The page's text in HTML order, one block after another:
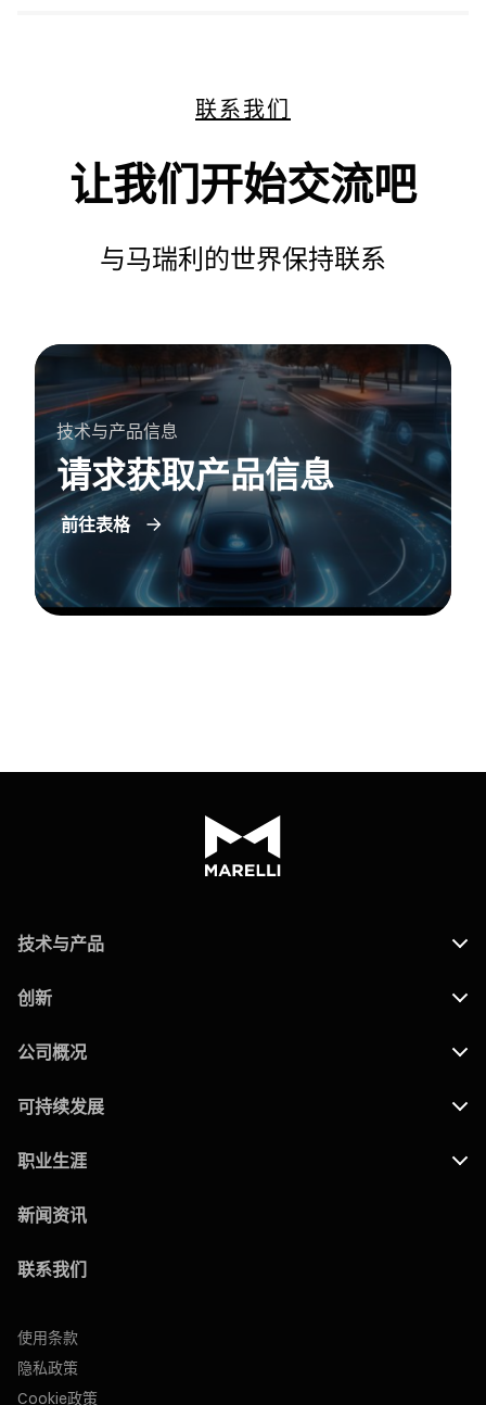
联系我们
让我们开始交流吧
与马瑞利的世界保持联系
技术与产品信息
请求获取产品信息
前往表格
技术与产品
创新
公司概况
可持续发展
职业生涯
新闻资讯
联系我们
使用条款
隐私政策
Cookie政策